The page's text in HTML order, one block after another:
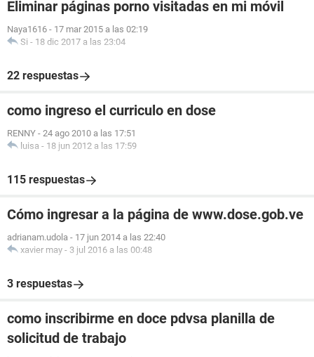
Eliminar páginas porno visitadas en mi móvil
Naya1616 - 17 mar 2015 a las 02:19
Si - 18 dic 2017 a las 23:04
22 respuestas
como ingreso el curriculo en dose
RENNY - 24 ago 2010 a las 17:51
luisa - 18 jun 2012 a las 17:59
115 respuestas
Cómo ingresar a la página de www.dose.gob.ve
adrianam.udola - 17 jun 2014 a las 22:40
xavier may - 3 jul 2016 a las 00:48
3 respuestas
como inscribirme en doce pdvsa planilla de
solicitud de trabajo